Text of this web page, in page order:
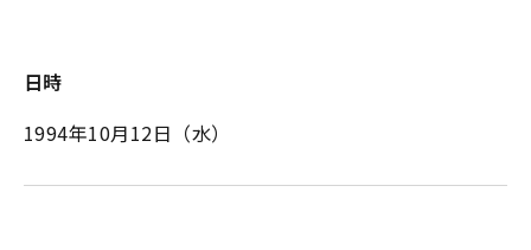
日時
1994年10月12日（水）